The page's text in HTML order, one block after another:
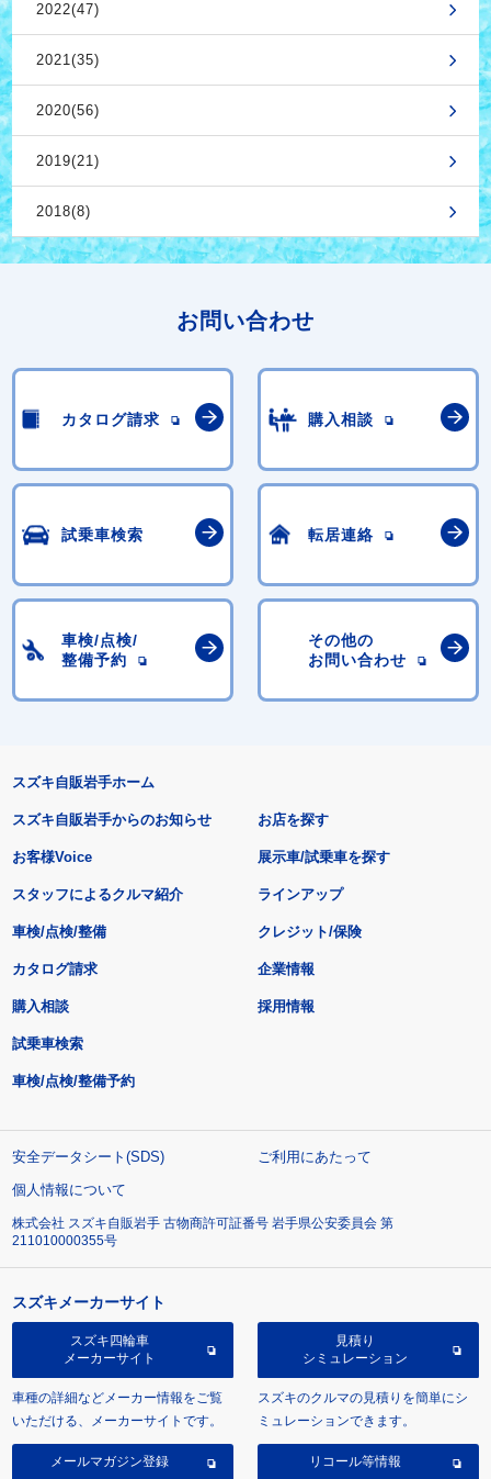
2022(47)
2021(35)
2020(56)
2019(21)
2018(8)
お問い合わせ
カタログ請求 購入相談
試乗車検索 転居連絡
車検/点検/
整備予約
その他の
お問い合わせ
スズキ自販岩手ホーム
スズキ自販岩手からのお知らせ
お客様Voice
スタッフによるクルマ紹介
お店を探す
展示車/試乗車を探す
ラインアップ
車検/点検/整備 クレジット/保険
カタログ請求
購入相談
試乗車検索
車検/点検/整備予約
企業情報
採用情報
安全データシート(SDS)
ご利用にあたって
個人情報について
株式会社 スズキ自販岩手 古物商許可証番号 岩手県公安委員会 第
211010000355号
スズキメーカーサイト
スズキ四輪車
メーカーサイト
車種の詳細などメーカー情報をご覧
いただける、メーカーサイトです。
見積り
シミュレーション
スズキのクルマの見積りを簡単にシ
ミュレーションできます。
メールマガジン登録 リコール等情報